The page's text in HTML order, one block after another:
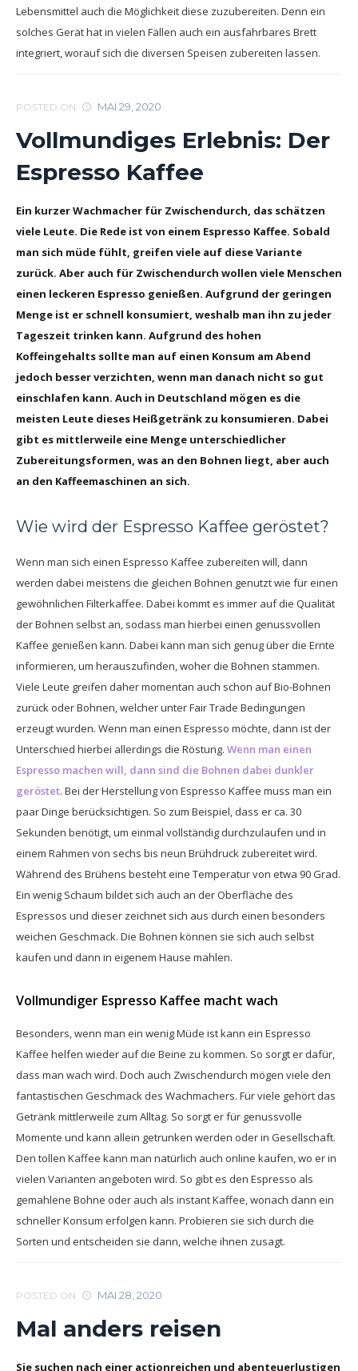
Lebensmittel auch die Möglichkeit diese zuzubereiten. Denn ein
solches Gerät hat in vielen Fällen auch ein ausfahrbares Brett
integriert, worauf sich die diversen Speisen zubereiten lassen.
POSTED ON MAI 29, 2020
Vollmundiges Erlebnis: Der
Espresso Kaffee
Ein kurzer Wachmacher für Zwischendurch, das schätzen
viele Leute. Die Rede ist von einem Espresso Kaffee. Sobald
man sich müde fühlt, greifen viele auf diese Variante
zurück. Aber auch für Zwischendurch wollen viele Menschen
einen leckeren Espresso genießen. Aufgrund der geringen
Menge ist er schnell konsumiert, weshalb man ihn zu jeder
Tageszeit trinken kann. Aufgrund des hohen
Koffeingehalts sollte man auf einen Konsum am Abend
jedoch besser verzichten, wenn man danach nicht so gut
einschlafen kann. Auch in Deutschland mögen es die
meisten Leute dieses Heißgetränk zu konsumieren. Dabei
gibt es mittlerweile eine Menge unterschiedlicher
Zubereitungsformen, was an den Bohnen liegt, aber auch
an den Kaffeemaschinen an sich.
Wie wird der Espresso Kaffee geröstet?
Wenn man sich einen Espresso Kaffee zubereiten will, dann
werden dabei meistens die gleichen Bohnen genutzt wie für einen
gewöhnlichen Filterkaffee. Dabei kommt es immer auf die Qualität
der Bohnen selbst an, sodass man hierbei einen genussvollen
Kaffee genießen kann. Dabei kann man sich genug über die Ernte
informieren, um herauszufinden, woher die Bohnen stammen.
Viele Leute greifen daher momentan auch schon auf Bio-Bohnen
zurück oder Bohnen, welcher unter Fair Trade Bedingungen
erzeugt wurden. Wenn man einen Espresso möchte, dann ist der
Unterschied hierbei allerdings die Röstung. Wenn man einen
Espresso machen will, dann sind die Bohnen dabei dunkler
geröstet. Bei der Herstellung von Espresso Kaffee muss man ein
paar Dinge berücksichtigen. So zum Beispiel, dass er ca. 30
Sekunden benötigt, um einmal vollständig durchzulaufen und in
einem Rahmen von sechs bis neun Brühdruck zubereitet wird.
Während des Brühens besteht eine Temperatur von etwa 90 Grad.
Ein wenig Schaum bildet sich auch an der Oberfläche des
Espressos und dieser zeichnet sich aus durch einen besonders
weichen Geschmack. Die Bohnen können sie sich auch selbst
kaufen und dann in eigenem Hause mahlen.
Vollmundiger Espresso Kaffee macht wach
Besonders, wenn man ein wenig Müde ist kann ein Espresso
Kaffee helfen wieder auf die Beine zu kommen. So sorgt er dafür,
dass man wach wird. Doch auch Zwischendurch mögen viele den
fantastischen Geschmack des Wachmachers. Für viele gehört das
Getränk mittlerweile zum Alltag. So sorgt er für genussvolle
Momente und kann allein getrunken werden oder in Gesellschaft.
Den tollen Kaffee kann man natürlich auch online kaufen, wo er in
vielen Varianten angeboten wird. So gibt es den Espresso als
gemahlene Bohne oder auch als instant Kaffee, wonach dann ein
schneller Konsum erfolgen kann. Probieren sie sich durch die
Sorten und entscheiden sie dann, welche ihnen zusagt.
POSTED ON MAI 28, 2020
Mal anders reisen
Sie suchen nach einer actionreichen und abenteuerlustigen